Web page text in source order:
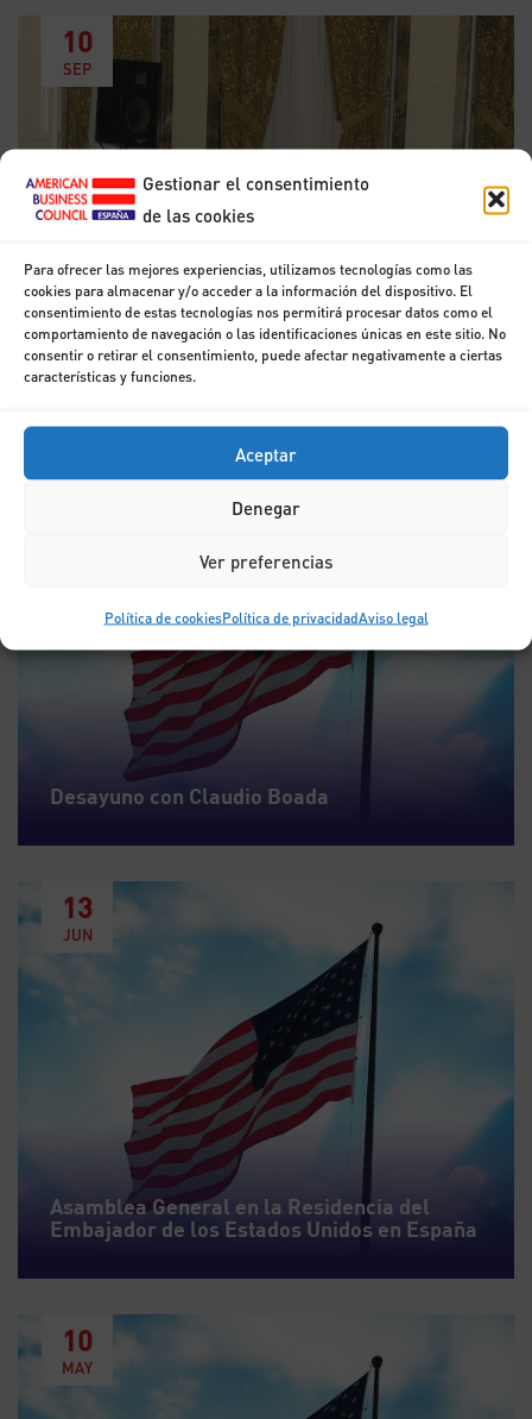
Gestionar el consentimiento
de las cookies
Para ofrecer las mejores experiencias, utilizamos tecnologías como las
cookies para almacenar y/o acceder a la información del dispositivo. El
consentimiento de estas tecnologías nos permitirá procesar datos como el
comportamiento de navegación o las identificaciones únicas en este sitio. No
consentir o retirar el consentimiento, puede afectar negativamente a ciertas
características y funciones.
Aceptar
Denegar
Ver preferencias
Política de cookiesPolítica de privacidadAviso legal
10
SEP
Desayuno con Inmaculada Rodríguez Piñero
7
Desayuno con Claudio Boada
13
JUN
Asamblea General en la Residencia del
Embajador de los Estados Unidos en España
10
MAY